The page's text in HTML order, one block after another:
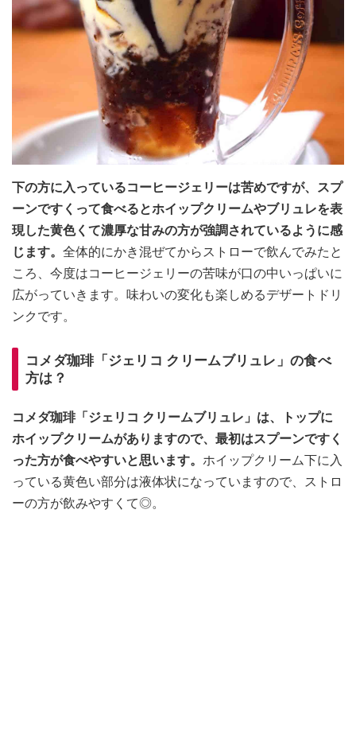
下の方に入っているコーヒージェリーは苦めですが、スプ
ーンですくって食べるとホイップクリームやブリュレを表
現した黄色くて濃厚な甘みの方が強調されているように感
じます。 全体的にかき混ぜてからストローで飲んでみたと
ころ、今度はコーヒージェリーの苦味が口の中いっぱいに
広がっていきます。味わいの変化も楽しめるデザートドリ
ンクです。
コメダ珈琲「ジェリコ クリームブリュレ」の食べ
方は？
コメダ珈琲「ジェリコ クリームブリュレ」は、トップに
ホイップクリームがありますので、最初はスプーンですく
った方が食べやすいと思います。 ホイップクリーム下に入
っている黄色い部分は液体状になっていますので、ストロ
ーの方が飲みやすくて◎。